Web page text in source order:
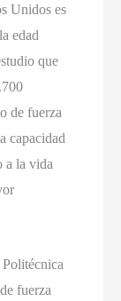
Unidos es
edad
que
de fuerza
capacidad
a la vida
fuerza